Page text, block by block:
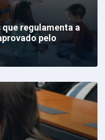
regulamenta a
pelo